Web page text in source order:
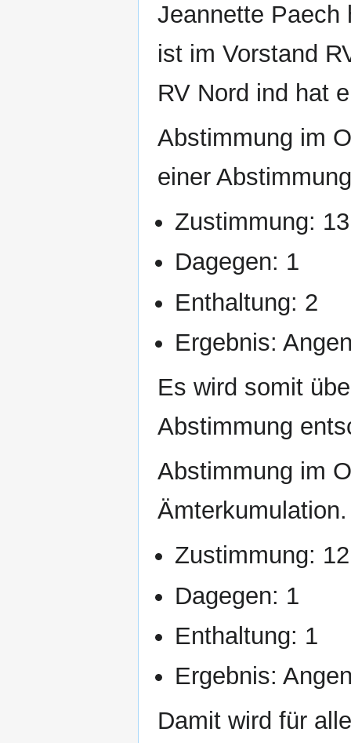
Jeannette Paech
ist im Vorstand
RV Nord ind hat
Abstimmung im
einer
Zustimmung: 13
Dagegen: 1
Enthaltung: 2
Ergebnis:
Es wird somit
Abstimmung
Abstimmung im
Ämterkumulation.
Zustimmung: 12
Dagegen: 1
Enthaltung: 1
Ergebnis:
Damit wird für